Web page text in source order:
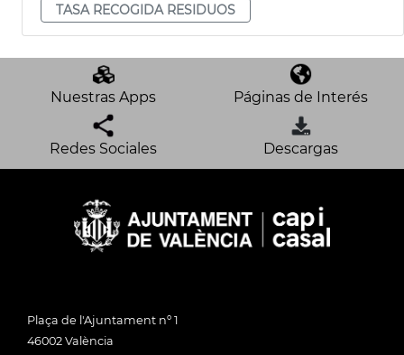
TASA RECOGIDA RESIDUOS
Nuestras Apps Páginas de Interés
Redes Sociales Descargas
Plaça de l'Ajuntament nº 1
46002 València